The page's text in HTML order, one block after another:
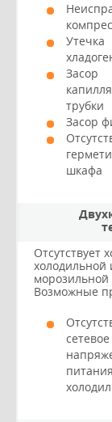
Утечка
Засор
трубки
Засор
шкафа
Отсутствует
холодильной
морозильной
Возможные
сетевое
питания